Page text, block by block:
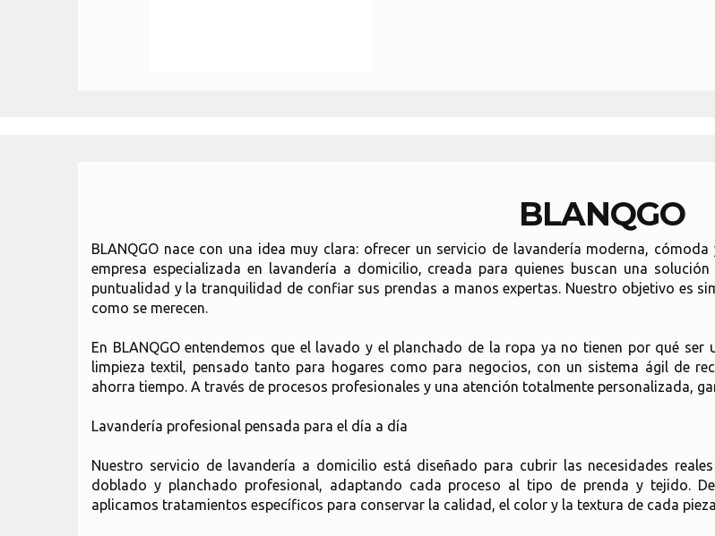
BLANQGO
BLANQGO nace con una idea muy clara: ofrecer un servicio de lavandería moderna,
empresa especializada en lavandería a domicilio, creada para quienes buscan una
puntualidad y la tranquilidad de confiar sus prendas a manos expertas. Nuestro objetivo es
como se merecen.
En BLANQGO entendemos que el lavado y el planchado de la ropa ya no tienen por qué
limpieza textil, pensado tanto para hogares como para negocios, con un sistema ágil de
ahorra tiempo. A través de procesos profesionales y una atención totalmente personalizada,
Lavandería profesional pensada para el día a día
Nuestro servicio de lavandería a domicilio está diseñado para cubrir las necesidades
doblado y planchado profesional, adaptando cada proceso al tipo de prenda y tejido.
aplicamos tratamientos específicos para conservar la calidad, el color y la textura de cada